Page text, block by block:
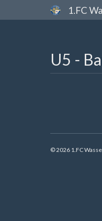
1.FC
U5 -
© 2026 1.FC